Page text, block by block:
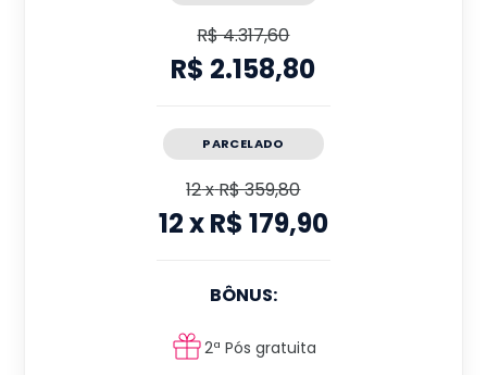
R$ 4.317,60
R$ 2.158,80
PARCELADO
12xR$ 359,80
12xR$ 179,90
BÔNUS:
2ª Pós gratuita